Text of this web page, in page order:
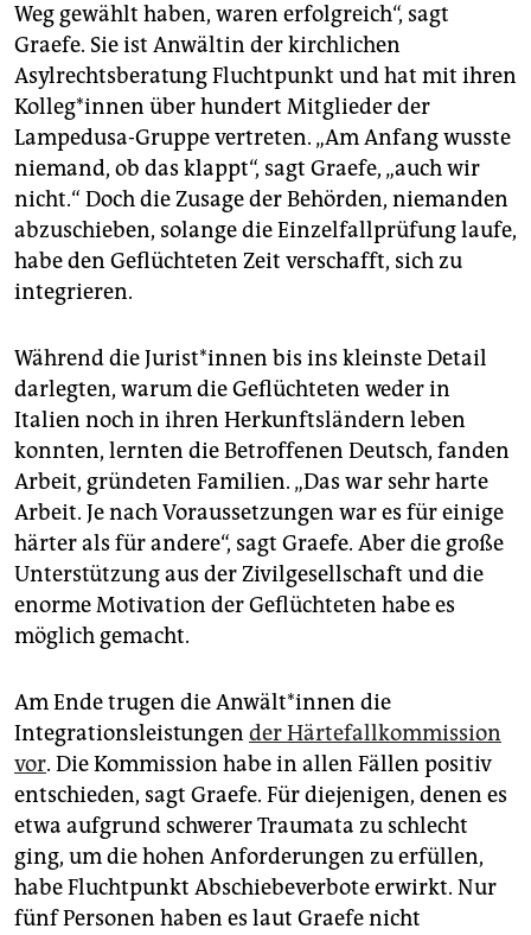
Weg gewählt haben, waren erfolgreich“, sagt
Graefe. Sie ist Anwältin der kirchlichen
Asylrechtsberatung Fluchtpunkt und hat mit ihren
Kol­le­g*in­nen über hundert Mitglieder der
Lampedusa-Gruppe vertreten. „Am Anfang wusste
niemand, ob das klappt“, sagt Graefe, „auch wir
nicht.“ Doch die Zusage der Behörden, niemanden
abzuschieben, solange die Einzelfallprüfung laufe,
habe den Geflüchteten Zeit verschafft, sich zu
integrieren.
Während die Ju­ris­t*in­nen bis ins kleinste Detail
darlegten, warum die Geflüchteten weder in
Italien noch in ihren Herkunftsländern leben
konnten, lernten die Betroffenen Deutsch, fanden
Arbeit, gründeten Familien. „Das war sehr harte
Arbeit. Je nach Voraussetzungen war es für einige
härter als für andere“, sagt Graefe. Aber die große
Unterstützung aus der Zivilgesellschaft und die
enorme Motivation der Geflüchteten habe es
möglich gemacht.
Am Ende trugen die An­wäl­t*in­nen die
Integrationsleistungen der Härtefallkommission
vor. Die Kommission habe in allen Fällen positiv
entschieden, sagt Graefe. Für diejenigen, denen es
etwa aufgrund schwerer Traumata zu schlecht
ging, um die hohen Anforderungen zu erfüllen,
habe Fluchtpunkt Abschiebeverbote erwirkt. Nur
fünf Personen haben es laut Graefe nicht